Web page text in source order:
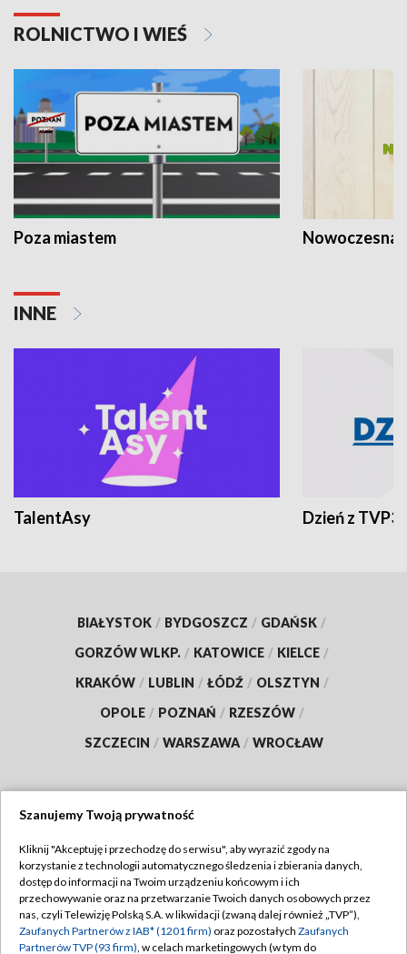
ROLNICTWO I WIEŚ
Poza miastem Nowoczesna
INNE
TalentAsy Dzień z TVP3
BIAŁYSTOK / BYDGOSZCZ / GDAŃSK /
GORZÓW WLKP. / KATOWICE / KIELCE /
KRAKÓW / LUBLIN / ŁÓDŹ / OLSZTYN /
OPOLE / POZNAŃ / RZESZÓW /
SZCZECIN / WARSZAWA / WROCŁAW
TVP
Abonament TVP
Emisja w TVP
Regulamin TVP
Polityka prywatności
Szanujemy Twoją prywatność
Kliknij "Akceptuję i przechodzę do serwisu", aby wyrazić zgody na
korzystanie z technologii automatycznego śledzenia i zbierania danych,
dostęp do informacji na Twoim urządzeniu końcowym i ich
przechowywanie oraz na przetwarzanie Twoich danych osobowych przez
nas, czyli Telewizję Polską S.A. w likwidacji (zwaną dalej również „TVP”),
Zaufanych Partnerów z IAB* (1201 firm) oraz pozostałych Zaufanych
Partnerów TVP (93 firm), w celach marketingowych (w tym do